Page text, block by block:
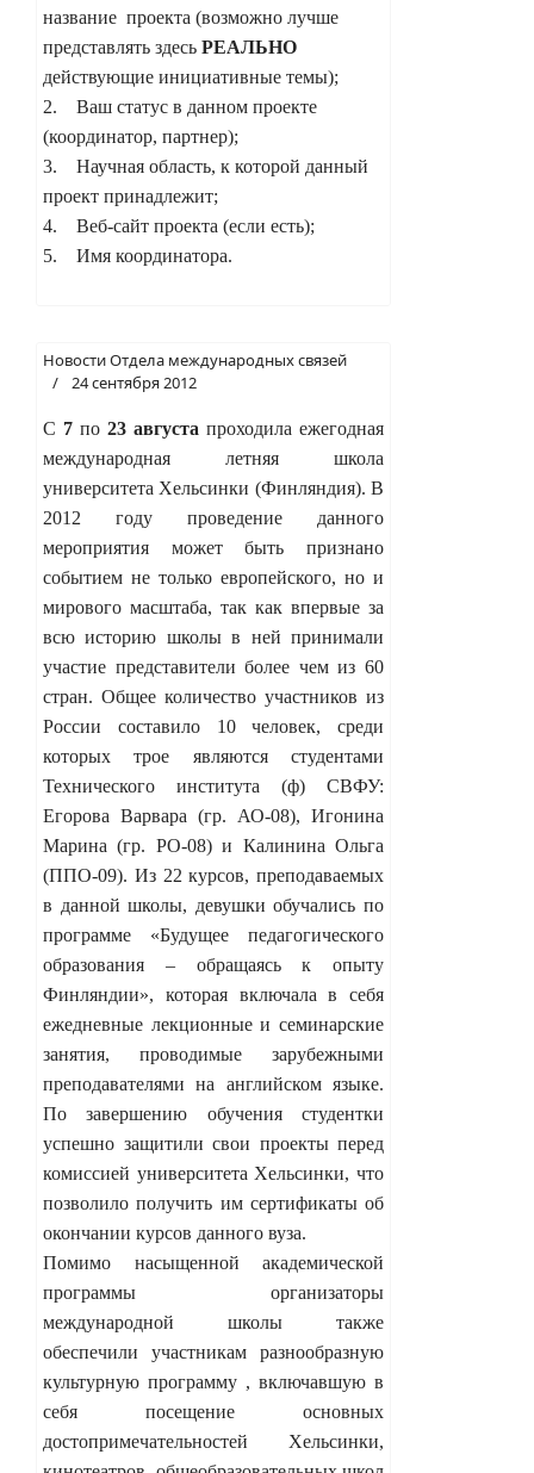
название проекта (возможно лучше
представлять здесь РЕАЛЬНО
действующие инициативные темы);
2. Ваш статус в данном проекте
(координатор, партнер);
3. Научная область, к которой данный
проект принадлежит;
4. Веб-сайт проекта (если есть);
5. Имя координатора.
Новости Отдела международных связей
24 сентября 2012
С 7 по 23 августа проходила ежегодная
международная летняя школа
университета Хельсинки (Финляндия). В
2012 году проведение данного
мероприятия может быть признано
событием не только европейского, но и
мирового масштаба, так как впервые за
всю историю школы в ней принимали
участие представители более чем из 60
стран. Общее количество участников из
России составило 10 человек, среди
которых трое являются студентами
Технического института (ф) СВФУ:
Егорова Варвара (гр. АО-08), Игонина
Марина (гр. РО-08) и Калинина Ольга
(ППО-09). Из 22 курсов, преподаваемых
в данной школы, девушки обучались по
программе «Будущее педагогического
образования – обращаясь к опыту
Финляндии», которая включала в себя
ежедневные лекционные и семинарские
занятия, проводимые зарубежными
преподавателями на английском языке.
По завершению обучения студентки
успешно защитили свои проекты перед
комиссией университета Хельсинки, что
позволило получить им сертификаты об
окончании курсов данного вуза.
Помимо насыщенной академической
программы организаторы
международной школы также
обеспечили участникам разнообразную
культурную программу , включавшую в
себя посещение основных
достопримечательностей Хельсинки,